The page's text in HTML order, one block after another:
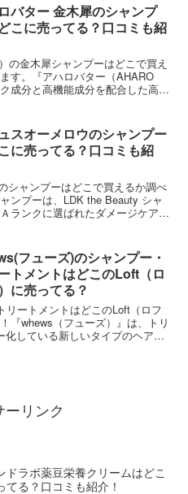
バター 金木犀のシャンプ
こに売ってる？口コミも紹
の金木犀シャンプーはどこで買え
す。『アハロバター（AHARO
成分と高機能成分を配合した高保
スオーメロウのシャンプー
に売ってる？口コミも紹
シャンプーはどこで買えるか調べ
ンプーは、LDK the Beauty シャ
ランクに選ばれたダメージケアシ
フューズ)のシャンプー・
トメントはどこのLoft（ロ
に売ってる？
リートメントはどこのLoft（ロフ
『whews（フューズ）』は、トリ
している新しいタイプのヘアケ
ーリンク
ドラボ薬豆栄養クリームはどこ
てる？口コミも紹介！